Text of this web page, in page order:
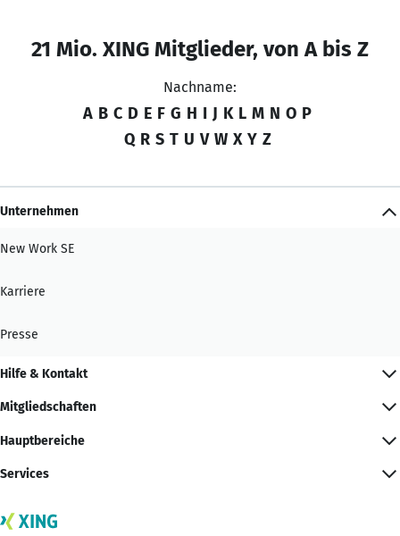
21 Mio. XING Mitglieder, von A bis Z
Nachname:
A B C D E F G H I J K L M N O P
Q R S T U V W X Y Z
Unternehmen
New Work SE
Karriere
Presse
Hilfe & Kontakt
Mitgliedschaften
Hauptbereiche
Services